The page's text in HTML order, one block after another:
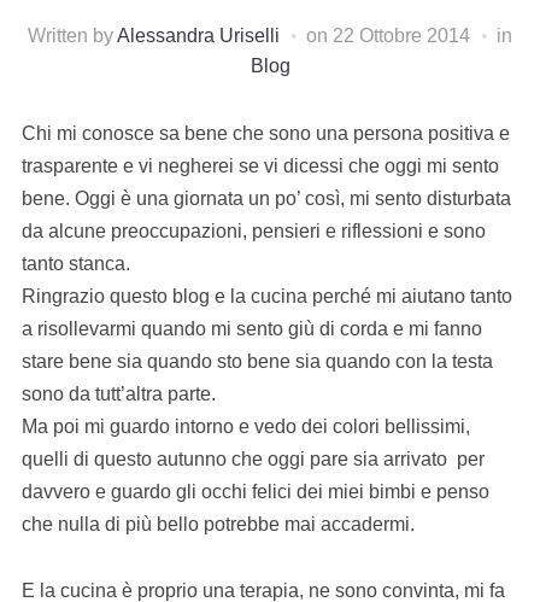
Written byAlessandra Uriselli on 22 Ottobre 2014
in
Blog
Chi mi conosce sa bene che sono una persona positiva e
trasparente e vi negherei se vi dicessi che oggi mi sento
bene. Oggi è una giornata un po’ così, mi sento disturbata
da alcune preoccupazioni, pensieri e riflessioni e sono
tanto stanca.
Ringrazio questo blog e la cucina perché mi aiutano tanto
a risollevarmi quando mi sento giù di corda e mi fanno
stare bene sia quando sto bene sia quando con la testa
sono da tutt’altra parte.
Ma poi mi guardo intorno e vedo dei colori bellissimi,
quelli di questo autunno che oggi pare sia arrivato per
davvero e guardo gli occhi felici dei miei bimbi e penso
che nulla di più bello potrebbe mai accadermi.
E la cucina è proprio una terapia, ne sono convinta, mi fa